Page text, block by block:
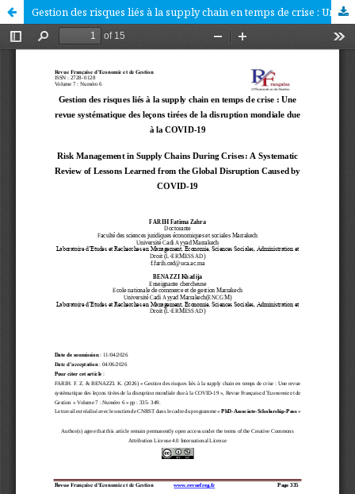
Gestion des risques liés à la supply chain en temps de crise : Une revue systématique des leçons tirées de la disruption mondiale due à la COVID-19